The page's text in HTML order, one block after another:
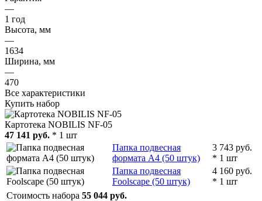
—
1 год
Высота, мм
—
1634
Ширина, мм
—
470
Все характеристики
Купить набор
Картотека NOBILIS NF-05
47 141 руб. * 1 шт
Папка подвесная
формата А4 (50 штук)
3 743 руб.
* 1 шт
Папка подвесная
Foolscape (50 штук)
4 160 руб.
* 1 шт
Стоимость набора 55 044 руб.